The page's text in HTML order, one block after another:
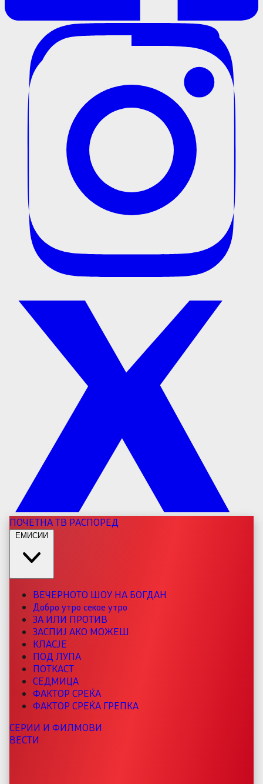
ПОЧЕТНАТВ РАСПОРЕД
ЕМИСИИ
ВЕЧЕРНОТО ШОУ НА БОГДАН
Добро утро секое утро
ЗА ИЛИ ПРОТИВ
ЗАСПИЈ АКО МОЖЕШ
КЛАСЈЕ
ПОД ЛУПА
ПОТКАСТ
СЕДМИЦА
ФАКТОР СРЕЌА
ФАКТОР СРЕЌА ГРЕПКА
СЕРИИ И ФИЛМОВИ
ВЕСТИ